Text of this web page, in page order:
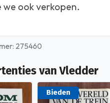
we ook verkopen.
275460
van Vledder
Bieden